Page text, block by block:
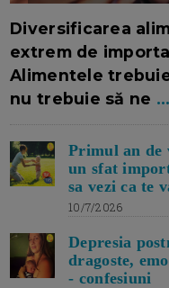
Diversificarea
extrem de
Alimentele
nu trebuie să ne ...
Primul an de
un sfat
sa vezi ca te
10/7/2026
Depresia
dragoste,
- confesiuni